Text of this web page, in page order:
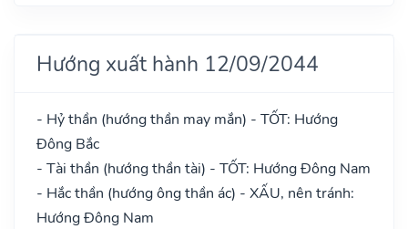
Hướng xuất hành 12/09/2044
- Hỷ thần (hướng thần may mắn) - TỐT: Hướng
Đông Bắc
- Tài thần (hướng thần tài) - TỐT: Hướng Đông Nam
- Hắc thần (hướng ông thần ác) - XẤU, nên tránh:
Hướng Đông Nam